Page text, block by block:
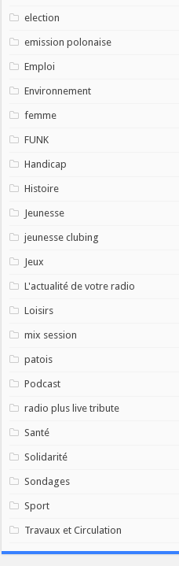
election
emission polonaise
Emploi
Environnement
femme
FUNK
Handicap
Histoire
Jeunesse
jeunesse clubing
Jeux
L'actualité de votre radio
Loisirs
mix session
patois
Podcast
radio plus live tribute
Santé
Solidarité
Sondages
Sport
Travaux et Circulation